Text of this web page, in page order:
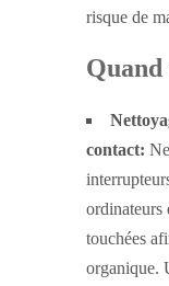
risque de
contact:
ordinateurs
touchées
organique.